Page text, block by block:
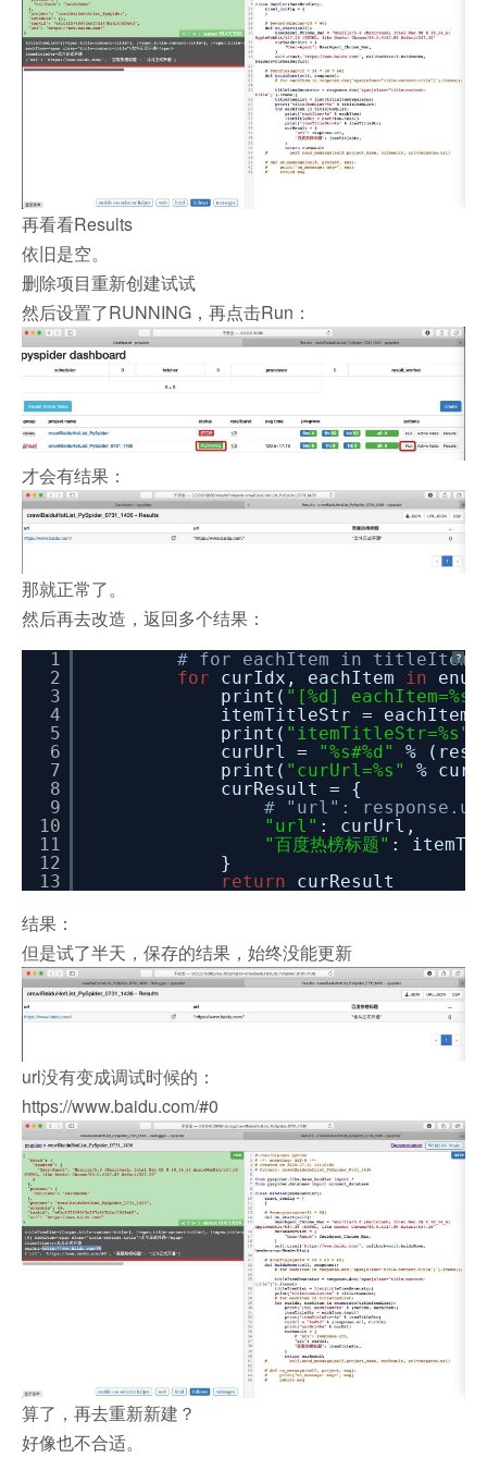
再看看Results
依旧是空。
删除项目重新创建试试
然后设置了RUNNING，再点击Run：
才会有结果：
那就正常了。
然后再去改造，返回多个结果：
?
1
2
3
4
5
6
7
8
9
10
11
12
13
# for eachItem in
for
curIdx, eachItem in
print( "[%d] eachItem=%s"
itemTitleStr =
print( "itemTitleStr=%s"
curUrl =
"%s#%d"
%
print( "curUrl=%s"
%
curResult = {
# "url":
"url" : curUrl,
"百度热榜标题" :
}
return
curResult
结果：
但是试了半天，保存的结果，始终没能更新
url没有变成调试时候的：
https://www.baidu.com/#0
算了，再去重新新建？
好像也不合适。